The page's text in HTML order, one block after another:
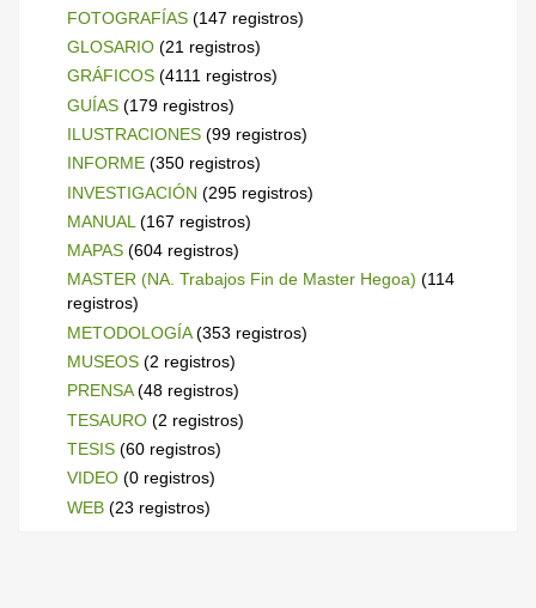
FOTOGRAFÍAS(147 registros)
GLOSARIO(21 registros)
GRÁFICOS(4111 registros)
GUÍAS(179 registros)
ILUSTRACIONES(99 registros)
INFORME(350 registros)
INVESTIGACIÓN (295 registros)
MANUAL (167 registros)
MAPAS(604 registros)
MASTER (NA. Trabajos Fin de Master Hegoa) (114
registros)
METODOLOGÍA(353 registros)
MUSEOS(2 registros)
PRENSA(48 registros)
TESAURO(2 registros)
TESIS(60 registros)
VIDEO(0 registros)
WEB(23 registros)